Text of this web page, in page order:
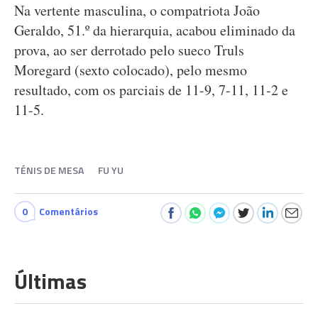
Na vertente masculina, o compatriota João
Geraldo, 51.º da hierarquia, acabou eliminado da
prova, ao ser derrotado pelo sueco Truls
Moregard (sexto colocado), pelo mesmo
resultado, com os parciais de 11-9, 7-11, 11-2 e
11-5.
TÉNIS DE MESA FU YU
0 Comentários
Últimas